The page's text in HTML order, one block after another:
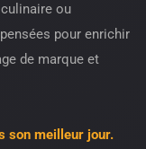
ou
pour enrichir
de marque et
son meilleur jour.